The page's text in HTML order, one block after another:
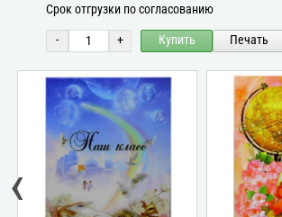
Срок отгрузки по согласованию
- + Купить Печать
‹